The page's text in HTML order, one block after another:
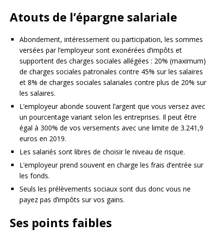
Atouts de l’épargne salariale
Abondement, intéressement ou participation, les sommes
versées par l’employeur sont exonérées d’impôts et
supportent des charges sociales allégées : 20% (maximum)
de charges sociales patronales contre 45% sur les salaires
et 8% de charges sociales salariales contre plus de 20% sur
les salaires.
L’employeur abonde souvent l’argent que vous versez avec
un pourcentage variant selon les entreprises. Il peut être
égal à 300% de vos versements avec une limite de 3.241,9
euros en 2019.
Les salariés sont libres de choisir le niveau de risque.
L’employeur prend souvent en charge les frais d’entrée sur
les fonds.
Seuls les prélèvements sociaux sont dus donc vous ne
payez pas d’impôts sur vos gains.
Ses points faibles